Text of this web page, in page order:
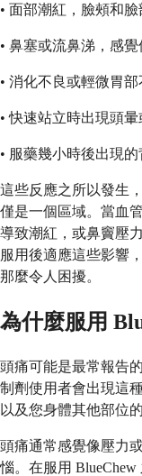
• 面部潮紅，臉頰和
• 鼻塞或流鼻涕，感
• 消化不良或輕微胃
• 快速站立時出現頭
• 服藥幾小時後出現
這些反應之所以發生
僅是一個區域。當血
導致潮紅，或鼻竇壓
服用後適應這些影響
那麼令人困擾。
為什麼服用
頭痛可能是最常報告
制劑使用者會出現這
以及您身體其他部位的
頭痛通常感覺像壓力
惱。在服用